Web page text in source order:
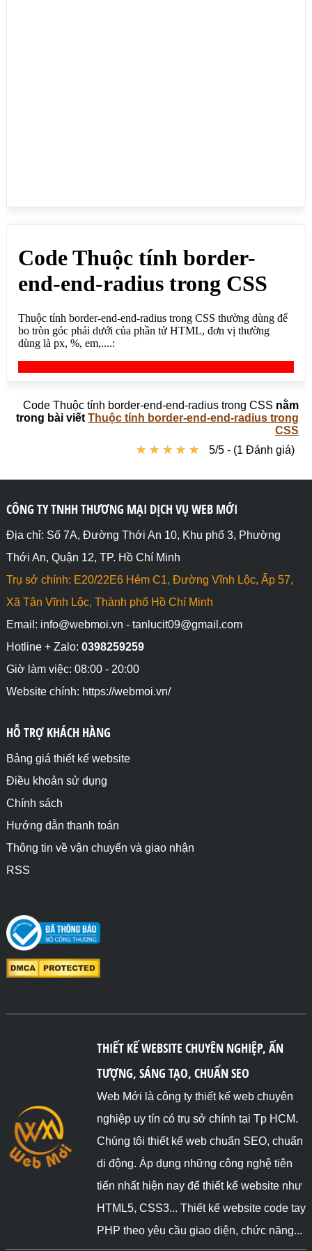
<div style="border-end-end-radius: 1em;">border-
end-end-radius: 1em; (Bo tròn góc phải dưới theo
chiều ngang và chiều dọc đều 1em)</div>
1em;">border-end-end-radius: 3em 1em; (Bo tròn góc
phải dưới theo chiều ngang 3em, Bo tròn góc phải
dưới theo chiều dọc 1em)</div>
</body>
Code Thuộc tính border-end-end-radius trong CSS nằm
trong bài viết Thuộc tính border-end-end-radius trong
CSS
★ ★ ★ ★ ★
★ ★ ★ ★ ★ 5/5 - (1 Đánh giá)
CÔNG TY TNHH THƯƠNG MẠI DỊCH VỤ WEB MỚI
Địa chỉ: Số 7A, Đường Thới An 10, Khu phố 3, Phường
Thới An, Quận 12, TP. Hồ Chí Minh
Trụ sở chính: E20/22E6 Hẻm C1, Đường Vĩnh Lộc, Ấp 57,
Xã Tân Vĩnh Lộc, Thành phố Hồ Chí Minh
Email: info@webmoi.vn - tanlucit09@gmail.com
Hotline + Zalo: 0398259259
Giờ làm việc: 08:00 - 20:00
Website chính: https://webmoi.vn/
HỖ TRỢ KHÁCH HÀNG
Bảng giá thiết kế website
Điều khoản sử dụng
Chính sách
Hướng dẫn thanh toán
Thông tin về vận chuyển và giao nhận
RSS
THIẾT KẾ WEBSITE CHUYÊN NGHIỆP, ẤN
TƯỢNG, SÁNG TẠO, CHUẨN SEO
Web Mới là công ty thiết kế web chuyên
nghiệp uy tín có trụ sở chính tại Tp HCM.
Chúng tôi thiết kế web chuẩn SEO, chuẩn
di động. Áp dụng những công nghệ tiên
tiến nhất hiện nay để thiết kế website như
HTML5, CSS3... Thiết kế website code tay
PHP theo yêu cầu giao diện, chức năng...